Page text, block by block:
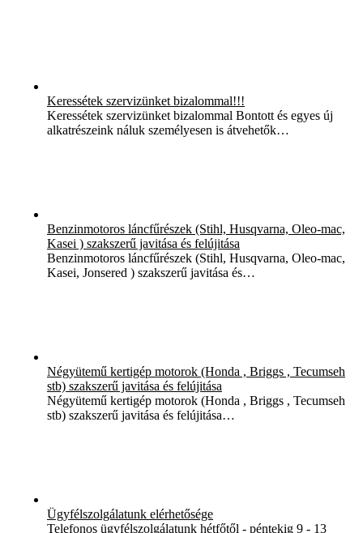
Keressétek szervizünket bizalommal!!!
Keressétek szervizünket bizalommal Bontott és egyes új
alkatrészeink náluk személyesen is átvehetők…
Benzinmotoros láncfűrészek (Stihl, Husqvarna, Oleo-mac,
Kasei ) szakszerű javitása és felújitása
Benzinmotoros láncfűrészek (Stihl, Husqvarna, Oleo-mac,
Kasei, Jonsered ) szakszerű javitása és…
Négyütemű kertigép motorok (Honda , Briggs , Tecumseh
stb) szakszerű javitása és felújitása
Négyütemű kertigép motorok (Honda , Briggs , Tecumseh
stb) szakszerű javitása és felújitása…
Ügyfélszolgálatunk elérhetősége
Telefonos ügyfélszolgálatunk hétfőtől - péntekig 9 - 13